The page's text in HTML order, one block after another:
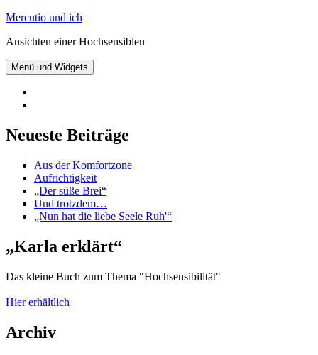
Zum
springen
Mercutio und ich
Ansichten einer Hochsensiblen
Menü und Widgets
Neueste Beiträge
Aus der Komfortzone
Aufrichtigkeit
„Der süße Brei“
Und trotzdem…
„Nun hat die liebe Seele Ruh'“
„Karla erklärt“
Das kleine Buch zum Thema "Hochsensibilität"
Hier erhältlich
Archiv